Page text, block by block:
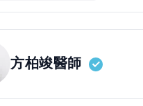
方柏竣醫師